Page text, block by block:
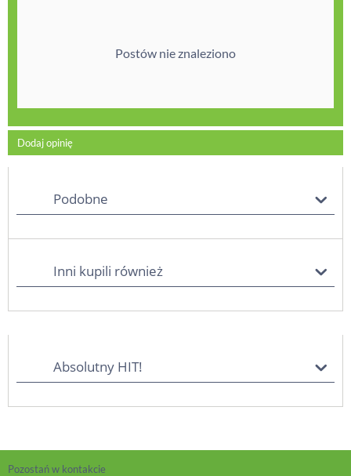
Postów nie znaleziono
Dodaj opinię
Podobne
Inni kupili również
Absolutny HIT!
Pozostań w kontakcie